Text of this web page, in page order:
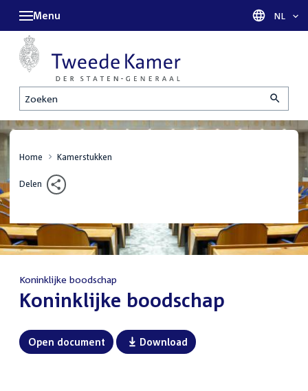
Zoeken
Menu Taal
NL
Home Kamerstukken
Delen
Koninklijke boodschap
:Koninklijke boodschap
Open document Download